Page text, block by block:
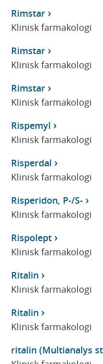
Rimstar
Klinisk farmakologi
Rimstar
Klinisk farmakologi
Rimstar
Klinisk farmakologi
Rispemyl
Klinisk farmakologi
Risperdal
Klinisk farmakologi
Risperidon, P-/S-
Klinisk farmakologi
Rispolept
Klinisk farmakologi
Ritalin
Klinisk farmakologi
Ritalin
Klinisk farmakologi
ritalin (Multianalys